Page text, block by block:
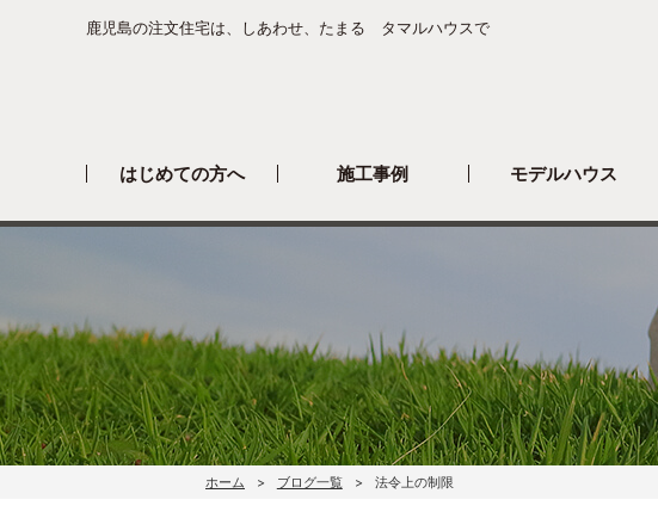
鹿児島の注文住宅は、しあわせ、たまる タマルハウスで
はじめての方へ 施工事例 モデルハウス
ホーム ブログ一覧 法令上の制限